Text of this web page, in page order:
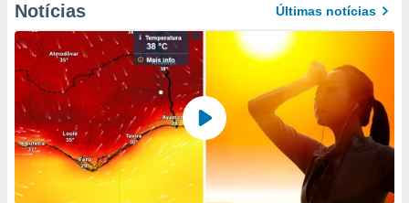
Notícias Últimas notícias